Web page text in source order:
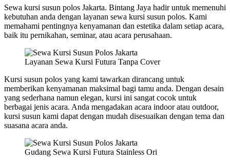
Sewa kursi susun polos Jakarta. Bintang Jaya hadir untuk memenuhi
kebutuhan anda dengan layanan sewa kursi susun polos. Kami
memahami pentingnya kenyamanan dan estetika dalam setiap acara,
baik itu pernikahan, seminar, atau acara perusahaan.
Layanan Sewa Kursi Futura Tanpa Cover
Kursi susun polos yang kami tawarkan dirancang untuk
memberikan kenyamanan maksimal bagi tamu anda. Dengan desain
yang sederhana namun elegan, kursi ini sangat cocok untuk
berbagai jenis acara. Anda mengadakan acara indoor atau outdoor,
kursi susun kami dapat dengan mudah disesuaikan dengan tema dan
suasana acara anda.
Gudang Sewa Kursi Futura Stainless Ori